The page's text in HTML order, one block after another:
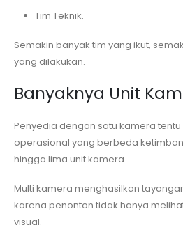
Tim Teknik.
Semakin banyak tim yang ikut,
yang dilakukan.
Banyaknya Unit
Penyedia dengan satu kamera
operasional yang berbeda
hingga lima unit kamera.
Multi kamera menghasilkan
karena penonton tidak hanya
visual.